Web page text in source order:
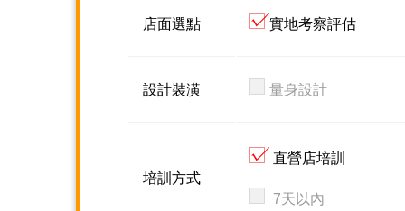
店面選點 實地考察評估
設計裝潢 量身設計
培訓方式
直營店培訓
7天以內